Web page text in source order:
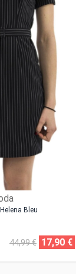
Bleu
44,99 € 17,90 €